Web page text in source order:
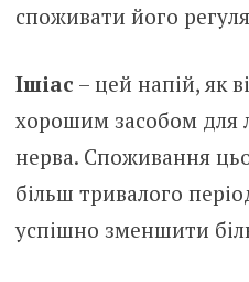
споживати його
Ішіас – цей напій, як
хорошим засобом для
нерва. Споживання
більш тривалого
успішно зменшити